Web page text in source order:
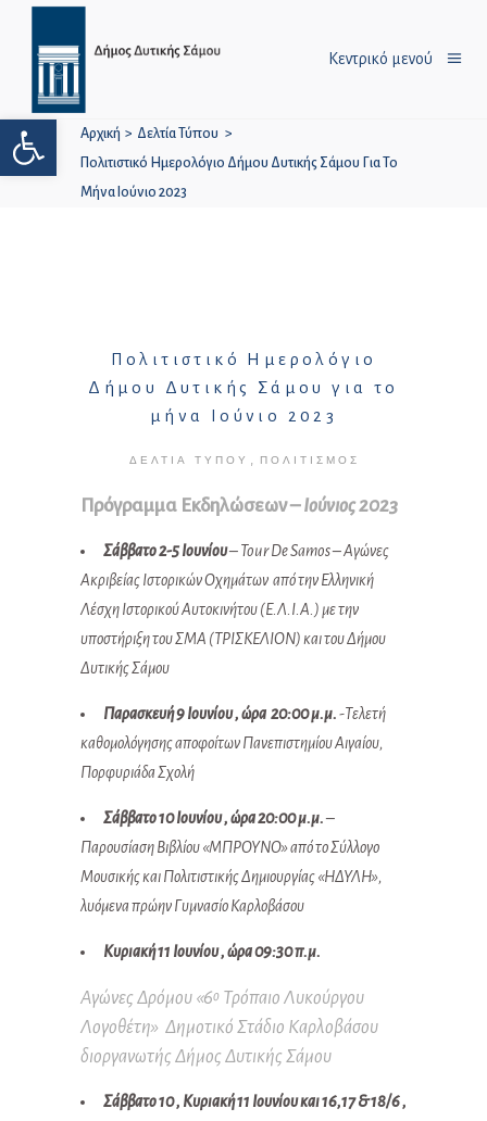
Ανοίξτε τη γραμμή εργαλείων
Κεντρικό μενού
Αρχική > Δελτία Τύπου >
Πολιτιστικό Ημερολόγιο Δήμου Δυτικής Σάμου Για Το
Μήνα Ιούνιο 2023
Πολιτιστικό Ημερολόγιο
Δήμου Δυτικής Σάμου για το
μήνα Ιούνιο 2023
ΔΕΛΤΊΑ ΤΎΠΟΥ ΠΟΛΙΤΙΣΜΌΣ
Πρόγραμμα Εκδηλώσεων – Ιούνιος 2023
Σάββατο 2-5 Ιουνίου– Tour De Samos – Αγώνες
Ακριβείας Ιστορικών Οχημάτων από την Ελληνική
Λέσχη Ιστορικού Αυτοκινήτου (Ε.Λ.Ι.Α.) με την
υποστήριξη του ΣΜΑ (ΤΡΙΣΚΕΛΙΟΝ) και του Δήμου
Δυτικής Σάμου
Παρασκευή 9 Ιουνίου , ώρα 20:00 μ.μ.-Τελετή
καθομολόγησης αποφοίτων Πανεπιστημίου Αιγαίου,
Πορφυριάδα Σχολή
Σάββατο 10 Ιουνίου , ώρα 20:00 μ.μ.–
Παρουσίαση Βιβλίου «ΜΠΡΟΥΝΟ» από το Σύλλογο
Μουσικής και Πολιτιστικής Δημιουργίας «ΗΔΥΛΗ»,
λυόμενα πρώην Γυμνασίο Καρλοβάσου
Κυριακή 11 Ιουνίου , ώρα 09:30 π.μ.
Αγώνες Δρόμου «6ο Τρόπαιο Λυκούργου
Λογοθέτη» Δημοτικό Στάδιο Καρλοβάσου
διοργανωτής Δήμος Δυτικής Σάμου
Σάββατο 10 , Κυριακή 11 Ιουνίου και 16,17 & 18/6 ,